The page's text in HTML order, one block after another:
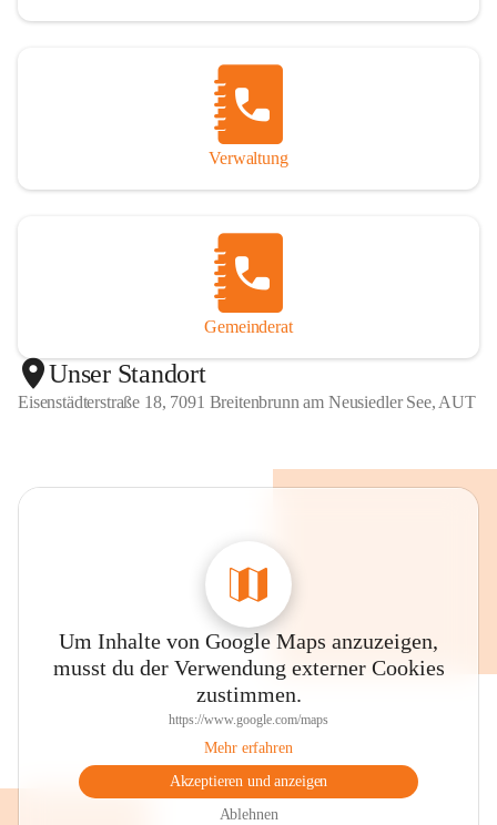
Verwaltung
Gemeinderat
Unser Standort
Eisenstädterstraße 18, 7091 Breitenbrunn am Neusiedler See, AUT
Um Inhalte von Google Maps anzuzeigen,
musst du der Verwendung externer Cookies
zustimmen.
https://www.google.com/maps
Mehr erfahren
Akzeptieren und anzeigen
Ablehnen